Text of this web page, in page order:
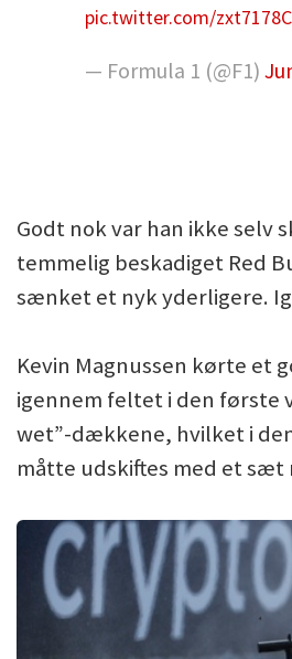
pic.twitter.com/
— Formula 1 (@F1)
Godt nok var han ikke selv
temmelig beskadiget Red
sænket et nyk yderligere.
Kevin Magnussen kørte et
igennem feltet i den første
wet”-dækkene, hvilket i
måtte udskiftes med et sæt